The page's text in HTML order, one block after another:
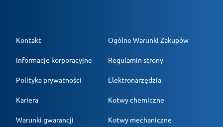
Kontakt
Informacje korporacyjne
Polityka prywatności
Kariera
Warunki gwarancji
Ogólne Warunki Zakupów
Regulamin strony
Elektronarzędzia
Kotwy chemiczne
Kotwy mechaniczne